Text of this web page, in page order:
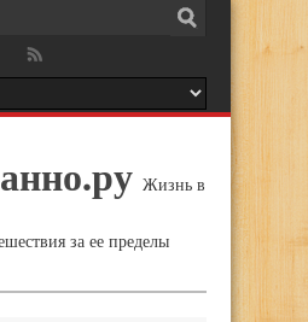
Жизнь в
за ее пределы